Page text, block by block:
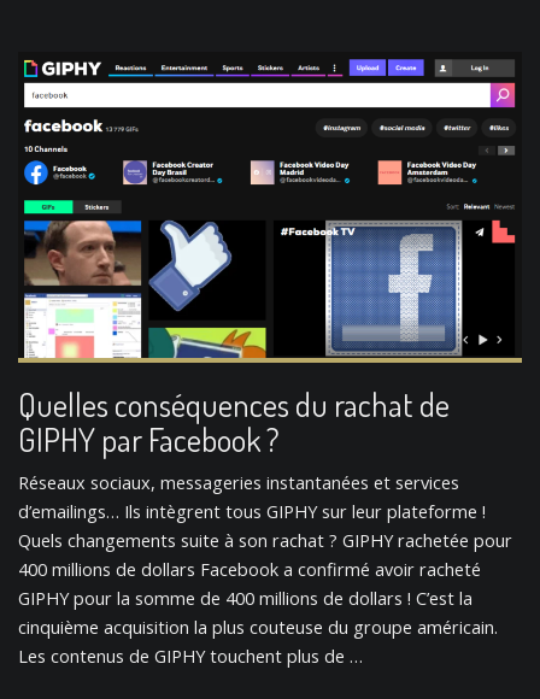
Quelles conséquences du rachat de
GIPHY par Facebook ?
Réseaux sociaux, messageries instantanées et services
d’emailings… Ils intègrent tous GIPHY sur leur plateforme !
Quels changements suite à son rachat ? GIPHY rachetée pour
400 millions de dollars Facebook a confirmé avoir racheté
GIPHY pour la somme de 400 millions de dollars ! C’est la
cinquième acquisition la plus couteuse du groupe américain.
Les contenus de GIPHY touchent plus de …